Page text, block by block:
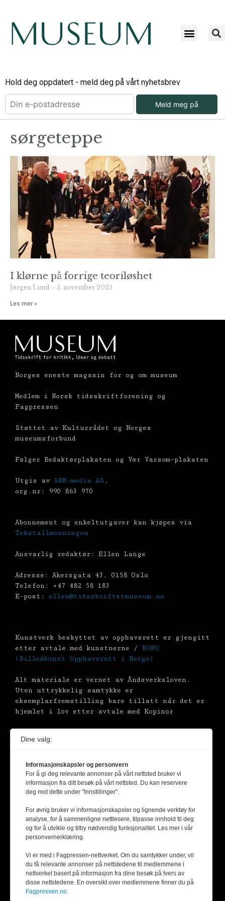
Hold deg oppdatert - meld deg på vårt nyhetsbrev
Meld meg på
sørgeteppe
I klørne på forrige teoriløshet
Jørgen Lund 5. november 2025
Les mer »
Norges eneste magasin for og om museum
Medlem i Norsk tidsskriftforening og
Fagpressen
Støttet av Kulturrådet og Norges
museumsforbund
Følger Redaktørplakaten og Vær Varsom-plakaten
Utgis av ABM-media AS ,
org.nr: 990 863 970
Abonnement og enkeltutgaver kan kjøpes via
Tekstallmenningen
Ansvarlig redaktør: Ellen Lange
Adresse: Akersgata 43, 0158 Oslo
Telefon: +47 482 58 183
E-post: ellen@tidsskriftetmuseum.no
Kunstverk beskyttet av opphavsrett er gjengitt
etter avtale med kunstnerne / BONO
(Billedkunst Opphavsrett i Norge)
Alt materiale er vernet av Åndsverksloven.
Uten uttrykkelig samtykke er
eksemplarfremstilling bare tillatt når det er
hjemlet i lov etter avtale med Kopinor
Dine valg:
Informasjonskapsler og personvern
For å gi deg relevante annonser på vårt nettsted bruker vi
informasjon fra ditt besøk på vårt nettsted. Du kan reservere
deg mot dette under "Innstillinger".
For øvrig bruker vi informasjonskapsler og lignende verktøy for
analyse, for å sammenligne nettlesere, tilpasse innhold til deg
og for å utvikle og tilby nødvendig funksjonalitet. Les mer i vår
personvernerklæring.
Vi er med i Fagpressen-nettverket. Om du samtykker under, vil
du få relevante annonser på nettstedene til medlemmene i
nettverket basert på informasjon fra dine besøk på tvers av
disse nettstedene. En oversikt over medlemmene finner du på
Fagpressen.no.